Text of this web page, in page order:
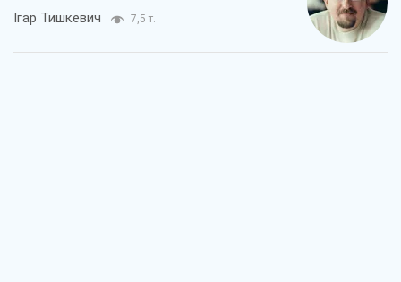
Ігар Тишкевич 7,5 т.